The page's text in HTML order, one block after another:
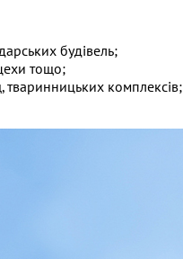
будівель;
тощо;
тваринницьких комплексів;